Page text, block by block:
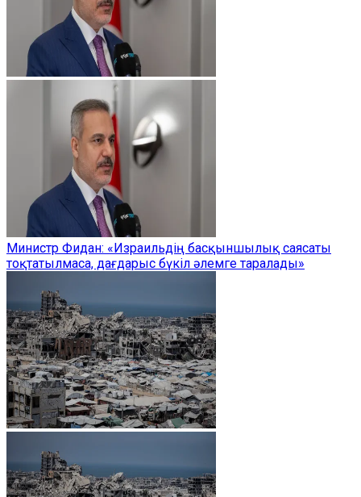
Министр Фидан: «Израильдің басқыншылық саясаты
тоқтатылмаса, дағдарыс бүкіл әлемге таралады»